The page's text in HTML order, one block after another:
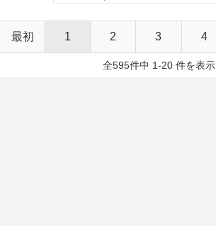
最初 1 2 3 4
全595件中 1-20 件を表示